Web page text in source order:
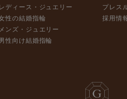
レディース・ジュエリー
性の結婚指輪
ンズ・ジュエリー
性向け結婚指輪
プレス
採用情